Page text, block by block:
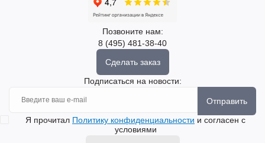
Позвоните нам:
8 (495) 481-38-40
Сделать заказ
Подписаться на новости:
Отправить
Я прочитал Политику конфиденциальности и согласен с
условиями